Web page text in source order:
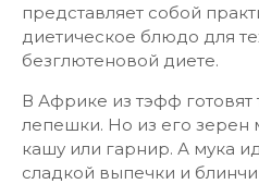
представляет собой
диетическое блюдо для
безглютеновой диете.
В Африке из тэфф
лепешки. Но из его зерен
кашу или гарнир. А мука
сладкой выпечки и